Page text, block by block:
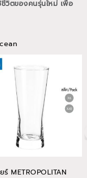
วิตของคนรุ่นใหม่ เพื่อ
ร์ METROPOLITAN